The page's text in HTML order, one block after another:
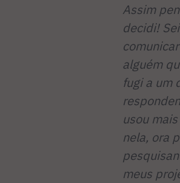
Assim
decidi!
alguém
fugi a um
usou
nela, ora
meus